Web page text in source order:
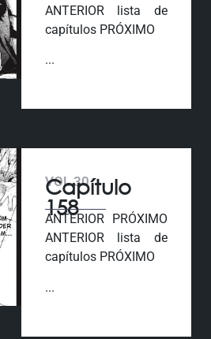
ANTERIOR lista de
capítulos PRÓXIMO
...
VOL 30
Capítulo
158
ANTERIOR PRÓXIMO
ANTERIOR lista de
capítulos PRÓXIMO
...